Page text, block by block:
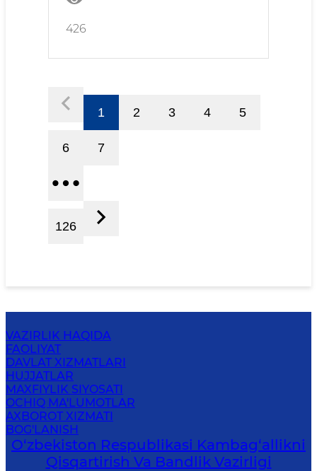
426
1 2 3 4 5
6 7
126
VAZIRLIK HAQIDA
FAOLIYAT
DAVLAT XIZMATLARI
HUJJATLAR
MAXFIYLIK SIYOSATI
OCHIQ MA'LUMOTLAR
AXBOROT XIZMATI
BOG'LANISH
O‘zbekiston Respublikasi Kambag‘allikni
Qisqartirish Va Bandlik Vazirligi